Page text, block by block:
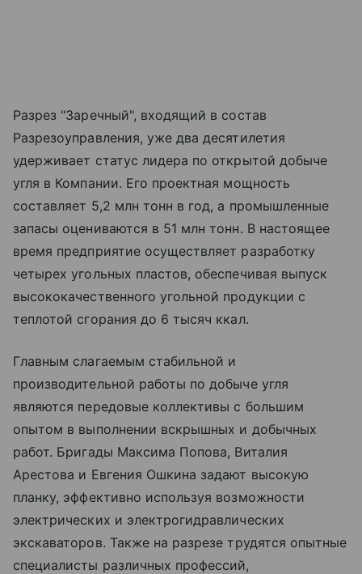
Разрез "Заречный", входящий в состав
Разрезоуправления, уже два десятилетия
удерживает статус лидера по открытой добыче
угля в Компании. Его проектная мощность
составляет 5,2 млн тонн в год, а промышленные
запасы оцениваются в 51 млн тонн. В настоящее
время предприятие осуществляет разработку
четырех угольных пластов, обеспечивая выпуск
высококачественного угольной продукции с
теплотой сгорания до 6 тысяч ккал.
Главным слагаемым стабильной и
производительной работы по добыче угля
являются передовые коллективы с большим
опытом в выполнении вскрышных и добычных
работ. Бригады Максима Попова, Виталия
Арестова и Евгения Ошкина задают высокую
планку, эффективно используя возможности
электрических и электрогидравлических
экскаваторов. Также на разрезе трудятся опытные
специалисты различных профессий,